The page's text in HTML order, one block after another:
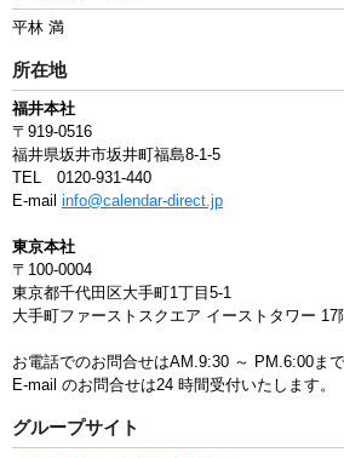
平林 満
所在地
福井本社
〒919-0516
福井県坂井市坂井町福島8-1-5
TEL 0120-931-440
E-mail info@calendar-direct.jp
東京本社
〒100-0004
東京都千代田区大手町1丁目5-1
大手町ファーストスクエア イーストタワー 17
お電話でのお問合せはAM.9:30 ～ PM.6:00まで
E-mail のお問合せは24 時間受付いたします。
グループサイト